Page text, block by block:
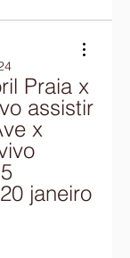
Praia x
assistir
x
janeiro